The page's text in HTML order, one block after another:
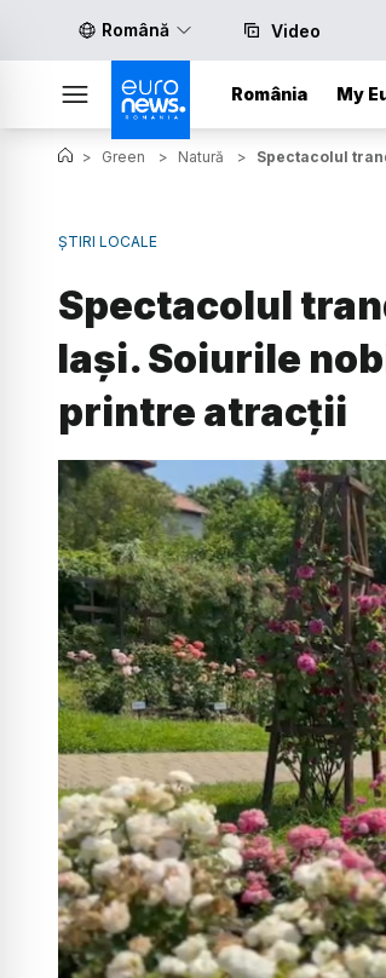
Română Video
România My
> Green > Natură > Spectacolul
ȘTIRI LOCALE
Spectacolul
Iași. Soiurile
printre atracții